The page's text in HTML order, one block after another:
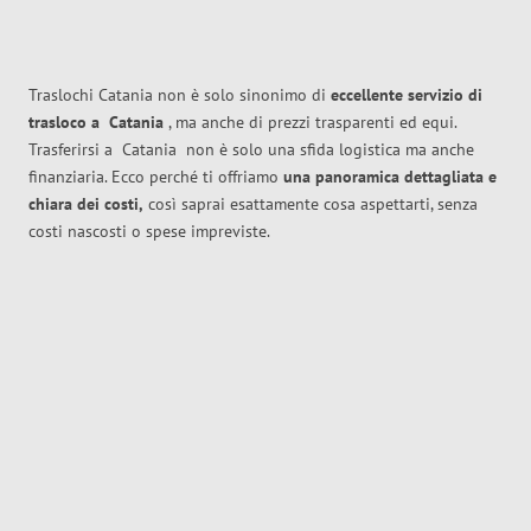
Traslochi Catania non è solo sinonimo di eccellente servizio di
trasloco a Catania , ma anche di prezzi trasparenti ed equi.
Trasferirsi a Catania non è solo una sfida logistica ma anche
finanziaria. Ecco perché ti offriamo una panoramica dettagliata e
chiara dei costi, così saprai esattamente cosa aspettarti, senza
costi nascosti o spese impreviste.